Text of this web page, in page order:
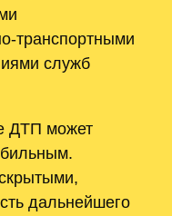
транспортными
служб
ДТП может
дальнейшего